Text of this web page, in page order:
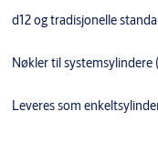
d12 og tradisjonelle
Nøkler til systemsylindere
Leveres som